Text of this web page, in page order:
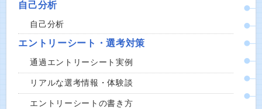
自己分析
自己分析
エントリーシート・選考対策
通過エントリーシート実例
リアルな選考情報・体験談
エントリーシートの書き方